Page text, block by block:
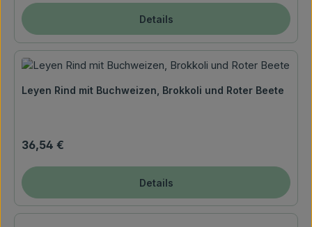
Details
Leyen Rind mit Buchweizen, Brokkoli und Roter Beete
Regulärer Preis:
36,54 €
Details